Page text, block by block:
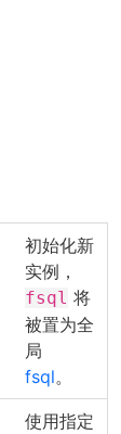
初始化新
实例，
fsql 将
被置为全
局
fsql。
使用指定